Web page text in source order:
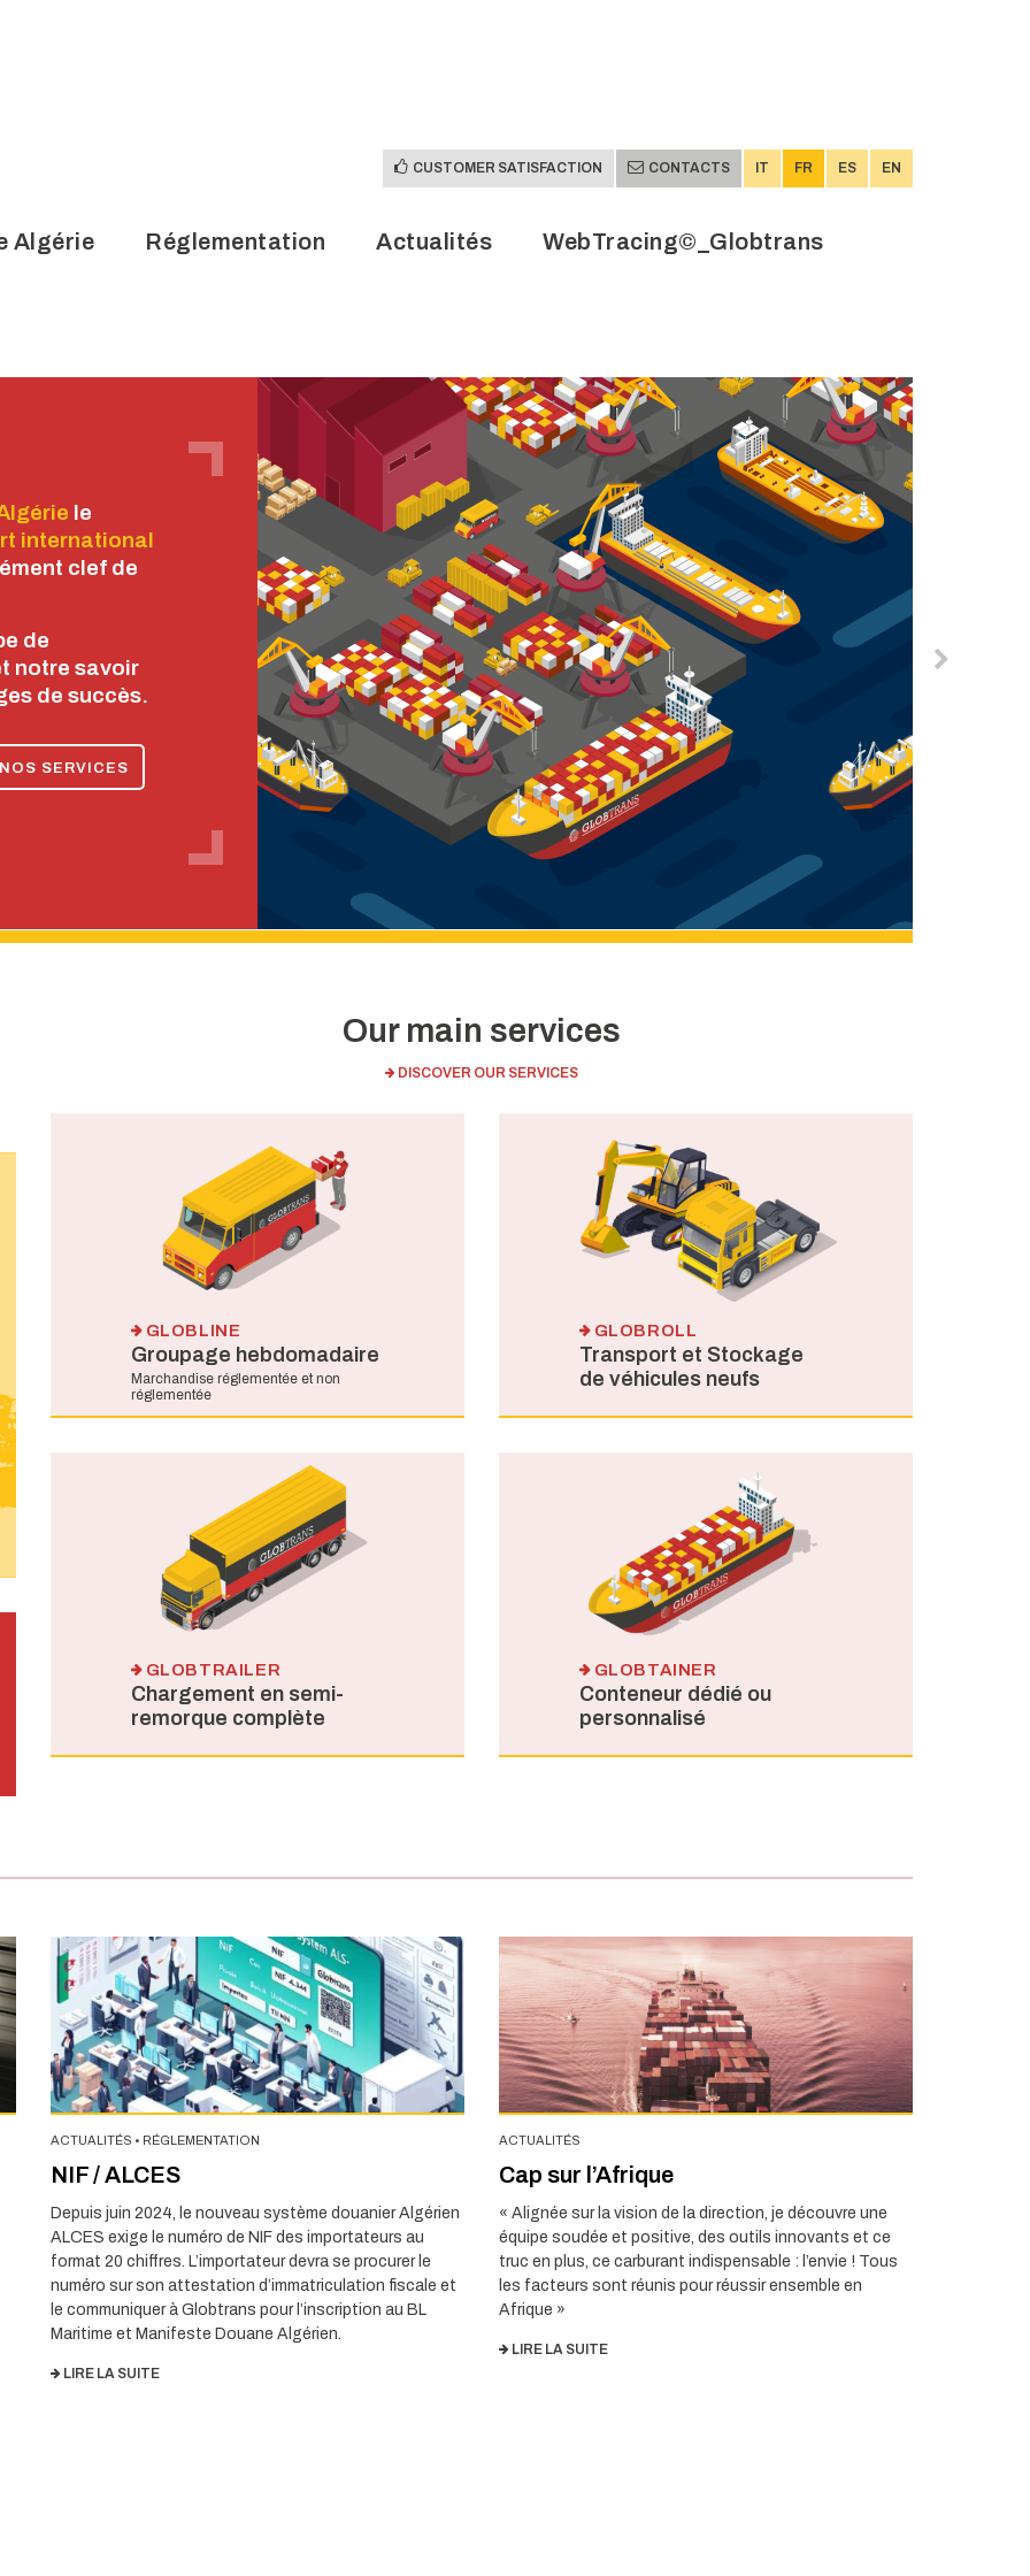
Algérie
CUSTOMER SATISFACTION CONTACTS IT FR ES EN
Algérie Réglementation Actualités WebTracing©_Globtrans
le
international
clef de
de
notre savoir
de succès.
SERVICES
et non
et engins
conteneur
ports
Our main services
DISCOVER OUR SERVICES
GLOBLINE
Groupage hebdomadaire
Marchandise réglementée et non
réglementée
GLOBROLL
Transport et Stockage
de véhicules neufs
GLOBTRAILER
Chargement en semi-
remorque complète
GLOBTAINER
Conteneur dédié ou
personnalisé
ACTUALITÉS • RÉGLEMENTATION
NIF / ALCES
Depuis juin 2024, le nouveau système douanier Algérien
ALCES exige le numéro de NIF des importateurs au
format 20 chiffres. L’importateur devra se procurer le
numéro sur son attestation d’immatriculation fiscale et
le communiquer à Globtrans pour l’inscription au BL
Maritime et Manifeste Douane Algérien.
LIRE LA SUITE
ACTUALITÉS
Cap sur l’Afrique
« Alignée sur la vision de la direction, je découvre une
équipe soudée et positive, des outils innovants et ce
truc en plus, ce carburant indispensable : l’envie ! Tous
les facteurs sont réunis pour réussir ensemble en
Afrique »
LIRE LA SUITE